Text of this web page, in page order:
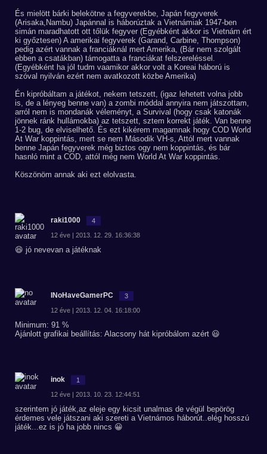
És mielött bárki belekötne a fegyverekbe, Japán fegyverek
(Arisaka,Nambu) Japánnal is háborúztak a Vietnámiak 1947-ben
simán maradhatott ott tőlük fegyver (Egyébként akkor is Vietnám ért
ki győztesen) A amerikai fegyverek (Garand, Carbine, Thompson)
pedig azért vannak a franciáknál mert Amerika, (Bár nem szolgált
ebben a csatákban) támogatta a franciákat felszereléssel.
(Egyébként ha jól tudm vaamikor akkor volt a Koreai háború is
szóval nyilván ezért nem avatkozott közbe Amerika)
Én kipróbáltam a játékot, nekem tetszett, (igaz lehetett volna jobb
is, de a lényeg benne van) a zombi móddal annyira nem játszottam,
arról nem is mondanák véleményt, a Survival (hogy csak katonák
jönnek ránk hullámokba) az tetszett, sztem korrekt játék. Van benne
1-2 bug, de elviselhető. És ezt kikérem magamnak hogy COD World
At War koppintás, mert se nem Második VH-s, Attól mert vannak
benne Japán fegyverek még biztos ogy nem koppintás, és bár
hasnló mint a COD, attól még nem World At War koppintás.
Köszönöm annak aki ezt elolvasta.
raki1000 4
12 éve | 2013. 12. 29. 16:36:38
😆 jó nevevan a játéknak
INoHaveGamerPC 3
12 éve | 2013. 12. 04. 16:18:00
Minimum: 91 %
Ajánlott grafikai beállítás: Alacsony hát kipróbálom azért 😃
inok 1
12 éve | 2013. 10. 23. 12:44:51
szerintem jó játék,az eleje egy kicsit unalmas de végül bepörög
érdemes vele játszani aki szereti a Vietnámos háborút..elég hosszú
játék...ez is jó ha jobb nincs 😀